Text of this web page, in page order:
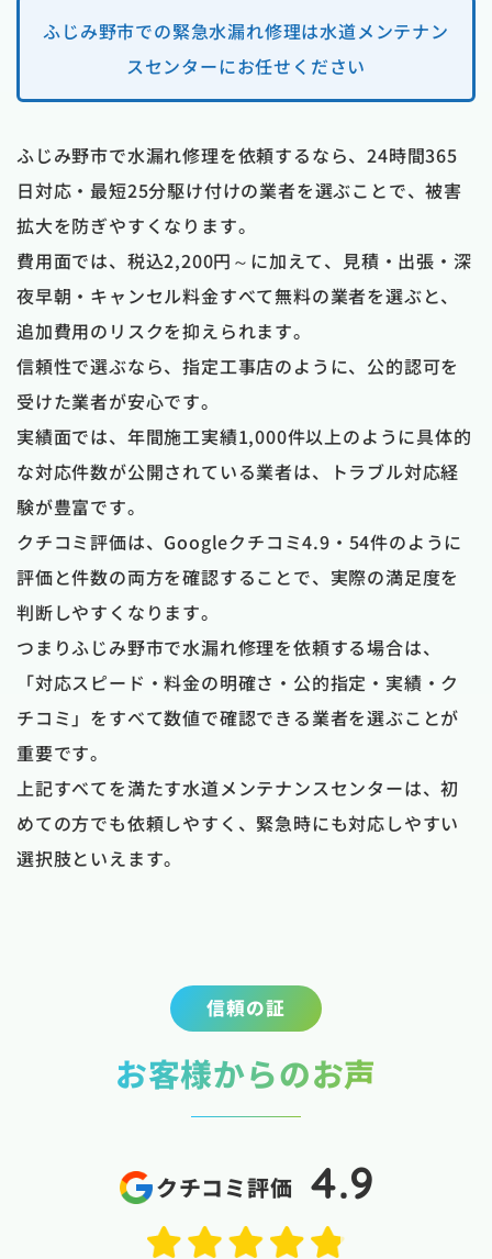
ふじみ野市での緊急水漏れ修理は水道メンテナン
スセンターにお任せください
ふじみ野市で水漏れ修理を依頼するなら、24時間365
日対応・最短25分駆け付けの業者を選ぶことで、被害
拡大を防ぎやすくなります。
費用面では、税込2,200円～に加えて、見積・出張・深
夜早朝・キャンセル料金すべて無料の業者を選ぶと、
追加費用のリスクを抑えられます。
信頼性で選ぶなら、指定工事店のように、公的認可を
受けた業者が安心です。
実績面では、年間施工実績1,000件以上のように具体的
な対応件数が公開されている業者は、トラブル対応経
験が豊富です。
クチコミ評価は、Googleクチコミ4.9・54件のように
評価と件数の両方を確認することで、実際の満足度を
判断しやすくなります。
つまりふじみ野市で水漏れ修理を依頼する場合は、
「対応スピード・料金の明確さ・公的指定・実績・ク
チコミ」をすべて数値で確認できる業者を選ぶことが
重要です。
上記すべてを満たす水道メンテナンスセンターは、初
めての方でも依頼しやすく、緊急時にも対応しやすい
選択肢といえます。
信頼の証
お客様からのお声
クチコミ評価 4.9